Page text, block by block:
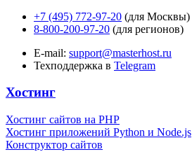
+7 (495) 772-97-20 (для Москвы)
8-800-200-97-20 (для регионов)
E-mail: support@masterhost.ru
Техподдержка в Telegram
Хостинг
Хостинг сайтов на PHP
Хостинг приложений Python и Node.js
Конструктор сайтов